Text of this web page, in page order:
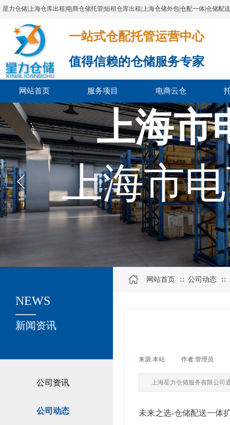
星力仓储|上海仓库出租|电商仓储托管|短租仓库出租|上海仓储外包|仓配一体|仓储配
一站式仓配托管运营中心​​​​​​​​​​​​​​​​​
值得信赖的仓储服务专家
网站首页 服务项目 电商云仓
上海市
上海市
公司资讯
公司动态
关于我们
新闻资讯
NEWS
网站首页 ∷ 公司动态 ∷
来源:本站 作者:管理员
上海星力仓储服务有限公
未来之选-仓储配送一体